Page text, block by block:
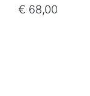
€ 68,00